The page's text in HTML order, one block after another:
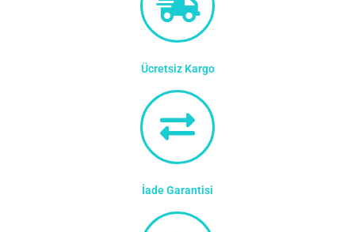
Ücretsiz Kargo
İade Garantisi